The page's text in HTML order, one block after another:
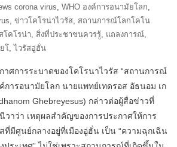
corona virus, WHO องค์การอนามัยโลก,
, ข่าวโคโรน่าไวรัส, สถานการณ์โลกโคโน
โคโรน่า, สิ่งที่ประชาชนควรรู้, แถลงการณ์,
โ,ไวรัสอู่ฮั่น
าศการระบาดของโคโรนาไวรัส “สถานการณ์
การอนามัยโลก นายแพทย์เทดรอส อัธนอม เก
Ghebreyesus) กล่าวต่อผู้สื่อข่าวที่
วาว่า เหตุผลสำคัญของการประกาศให้การ
ที่มีศูนย์กลางอยู่ที่เมืองอู่ฮั่น เป็น “ความฉุกเฉิน